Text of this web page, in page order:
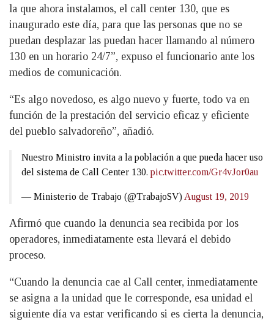
la que ahora instalamos, el call center 130, que es
inaugurado este día, para que las personas que no se
puedan desplazar las puedan hacer llamando al número
130 en un horario 24/7”, expuso el funcionario ante los
medios de comunicación.
“Es algo novedoso, es algo nuevo y fuerte, todo va en
función de la prestación del servicio eficaz y eficiente
del pueblo salvadoreño”, añadió.
Nuestro Ministro invita a la población a que pueda hacer uso
del sistema de Call Center 130. pic.twitter.com/Gr4vJor0au
— Ministerio de Trabajo (@TrabajoSV) August 19, 2019
Afirmó que cuando la denuncia sea recibida por los
operadores, inmediatamente esta llevará el debido
proceso.
“Cuando la denuncia cae al Call center, inmediatamente
se asigna a la unidad que le corresponde, esa unidad el
siguiente día va estar verificando si es cierta la denuncia,